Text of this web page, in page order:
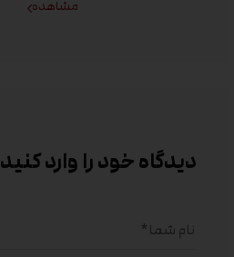
مشاهده
دیدگاه خود را وارد کنید